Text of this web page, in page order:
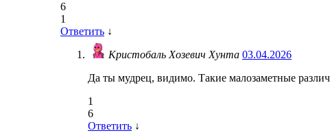
6
1
Ответить ↓
Кристобаль Хозевич Хунта 03.04.2026
Да ты мудрец, видимо. Такие малозаметные
1
6
Ответить ↓